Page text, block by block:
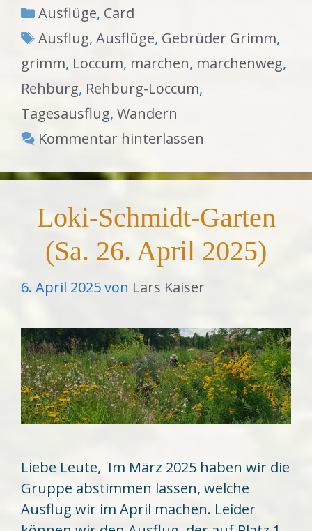
Kategorien
Ausflüge, Card
Schlagwörter
Ausflug, Ausflüge, Gebrüder Grimm,
grimm, Loccum, märchen, märchenweg,
Rehburg, Rehburg-Loccum,
Tagesausflug, Wandern
Kommentar hinterlassen
Loki-Schmidt-Garten
(Sa. 26. April 2025)
6. April 2025von Lars Kaiser
Liebe Leute, Im März 2025 haben wir die
Gruppe abstimmen lassen, welche
Ausflug wir im April machen. Leider